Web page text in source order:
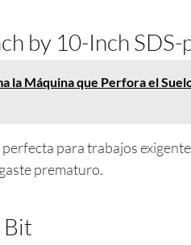
by 10-Inch SDS-
la Máquina que Perfora el
para trabajos
prematuro.
Bit